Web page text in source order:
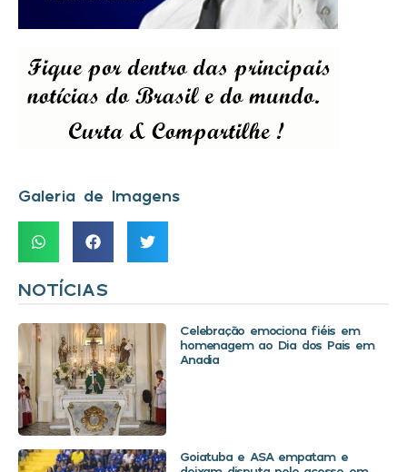
Galeria de Imagens
NOTÍCIAS
Celebração emociona fiéis em
homenagem ao Dia dos Pais em
Anadia
Goiatuba e ASA empatam e